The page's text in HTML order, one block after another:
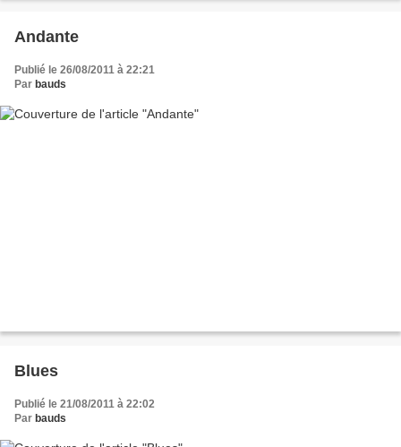
Andante
Publié le 26/08/2011 à 22:21
Par bauds
Blues
Publié le 21/08/2011 à 22:02
Par bauds